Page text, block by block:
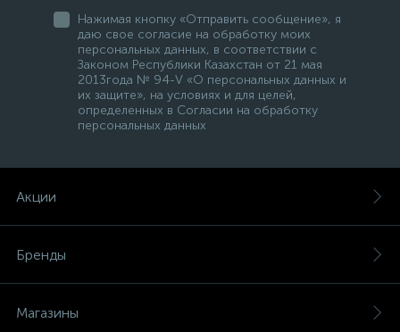
Нажимая кнопку «Отправить сообщение», я
даю свое согласие на обработку моих
персональных данных, в соответствии с
Законом Республики Казахстан от 21 мая
2013года № 94-V «О персональных данных и
их защите», на условиях и для целей,
определенных в Согласии на обработку
персональных данных
Акции
Бренды
Магазины